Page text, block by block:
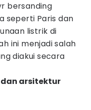
bersanding
seperti Paris dan
listrik di
ini menjadi salah
diakui secara
arsitektur